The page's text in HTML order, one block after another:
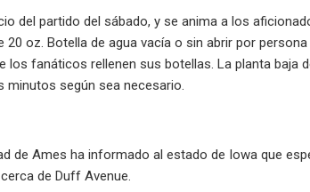
del partido del sábado, y se anima a los
oz. Botella de agua vacía o sin abrir por
fanáticos rellenen sus botellas. La planta baja
minutos según sea necesario.
de Ames ha informado al estado de Iowa que
de Duff Avenue.